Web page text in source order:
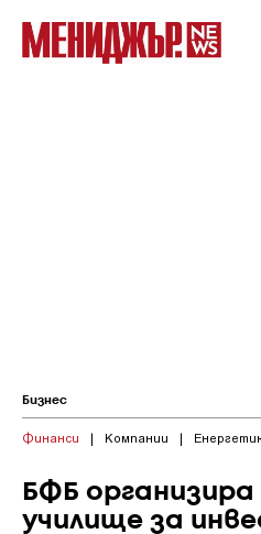
Бизнес
Финанси | Компании |
БФБ
училище за